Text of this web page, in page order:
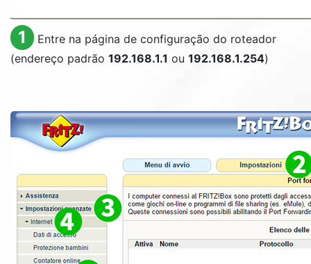
1
Entre na página de configuração do roteador
(endereço padrão 192.168.1.1 ou 192.168.1.254)